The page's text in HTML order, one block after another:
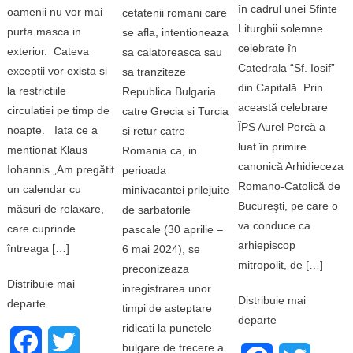
oamenii nu vor mai
purta masca in
exterior. Cateva
exceptii vor exista si
la restrictiile
circulatiei pe timp de
noapte. Iata ce a
mentionat Klaus
Iohannis „Am pregătit
un calendar cu
măsuri de relaxare,
care cuprinde
întreaga […]
Distribuie mai
departe
Facebook
cetatenii romani care
se afla, intentioneaza
sa calatoreasca sau
sa tranziteze
Republica Bulgaria
catre Grecia si Turcia
si retur catre
Romania ca, in
perioada
minivacantei prilejuite
de sarbatorile
pascale (30 aprilie –
6 mai 2024), se
preconizeaza
inregistrarea unor
timpi de asteptare
ridicati la punctele
bulgare de trecere a
în cadrul unei Sfinte
Liturghii solemne
celebrate în
Catedrala “Sf. Iosif”
din Capitală. Prin
această celebrare
ÎPS Aurel Percă a
luat în primire
canonică Arhidieceza
Romano-Catolică de
Bucureşti, pe care o
va conduce ca
arhiepiscop
mitropolit, de […]
Distribuie mai
departe